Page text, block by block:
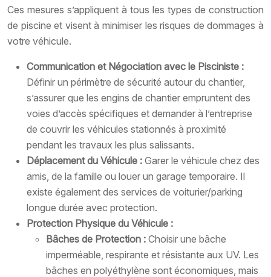
Ces mesures s’appliquent à tous les types de construction
de piscine et visent à minimiser les risques de dommages à
votre véhicule.
Communication et Négociation avec le Pisciniste :
Définir un périmètre de sécurité autour du chantier,
s’assurer que les engins de chantier empruntent des
voies d’accès spécifiques et demander à l’entreprise
de couvrir les véhicules stationnés à proximité
pendant les travaux les plus salissants.
Déplacement du Véhicule : Garer le véhicule chez des
amis, de la famille ou louer un garage temporaire. Il
existe également des services de voiturier/parking
longue durée avec protection.
Protection Physique du Véhicule :
Bâches de Protection : Choisir une bâche
imperméable, respirante et résistante aux UV. Les
bâches en polyéthylène sont économiques, mais